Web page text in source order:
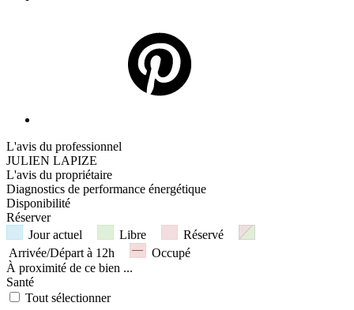
L'avis du professionnel
JULIEN LAPIZE
L'avis du propriétaire
Diagnostics de performance énergétique
Disponibilité
Réserver
Jour actuel
Libre
Réservé
Arrivée/Départ à 12h
Occupé
À proximité de ce bien ...
Santé
Tout sélectionner